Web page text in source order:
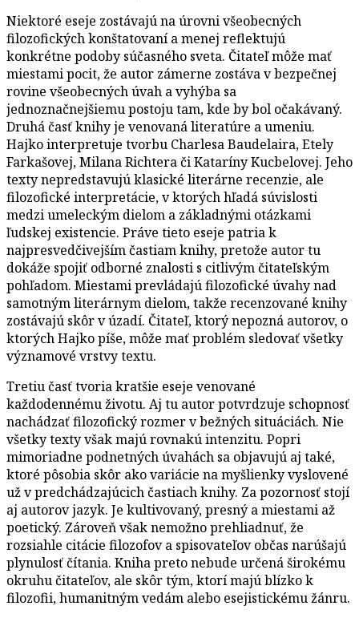
Niektoré eseje zostávajú na úrovni všeobecných
filozofických konštatovaní a menej reflektujú
konkrétne podoby súčasného sveta. Čitateľ môže mať
miestami pocit, že autor zámerne zostáva v bezpečnej
rovine všeobecných úvah a vyhýba sa
jednoznačnejšiemu postoju tam, kde by bol očakávaný.
Druhá časť knihy je venovaná literatúre a umeniu.
Hajko interpretuje tvorbu Charlesa Baudelaira, Etely
Farkašovej, Milana Richtera či Kataríny Kucbelovej. Jeho
texty nepredstavujú klasické literárne recenzie, ale
filozofické interpretácie, v ktorých hľadá súvislosti
medzi umeleckým dielom a základnými otázkami
ľudskej existencie. Práve tieto eseje patria k
najpresvedčivejším častiam knihy, pretože autor tu
dokáže spojiť odborné znalosti s citlivým čitateľským
pohľadom. Miestami prevládajú filozofické úvahy nad
samotným literárnym dielom, takže recenzované knihy
zostávajú skôr v úzadí. Čitateľ, ktorý nepozná autorov, o
ktorých Hajko píše, môže mať problém sledovať všetky
významové vrstvy textu.
Tretiu časť tvoria kratšie eseje venované
každodennému životu. Aj tu autor potvrdzuje schopnosť
nachádzať filozofický rozmer v bežných situáciách. Nie
všetky texty však majú rovnakú intenzitu. Popri
mimoriadne podnetných úvahách sa objavujú aj také,
ktoré pôsobia skôr ako variácie na myšlienky vyslovené
už v predchádzajúcich častiach knihy. Za pozornosť stojí
aj autorov jazyk. Je kultivovaný, presný a miestami až
poetický. Zároveň však nemožno prehliadnuť, že
rozsiahle citácie filozofov a spisovateľov občas narúšajú
plynulosť čítania. Kniha preto nebude určená širokému
okruhu čitateľov, ale skôr tým, ktorí majú blízko k
filozofii, humanitným vedám alebo esejistickému žánru.